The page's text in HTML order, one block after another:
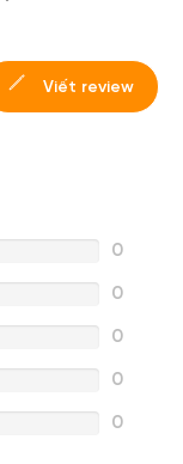
Viết review
0
0
0
0
0